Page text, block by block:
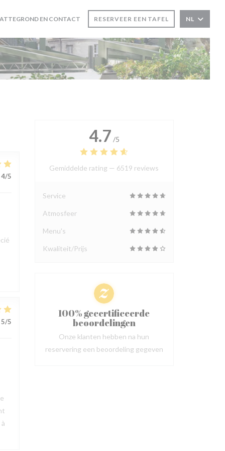
EN CONTACT RESERVEER EEN TAFEL NL
4/5
5/5
4.7 /5
Gemiddelde rating — 6519 reviews
Service
Atmosfeer
Menu's
Kwaliteit/Prijs
100% gecertificeerde
beoordelingen
Onze klanten hebben na hun
reservering een beoordeling gegeven